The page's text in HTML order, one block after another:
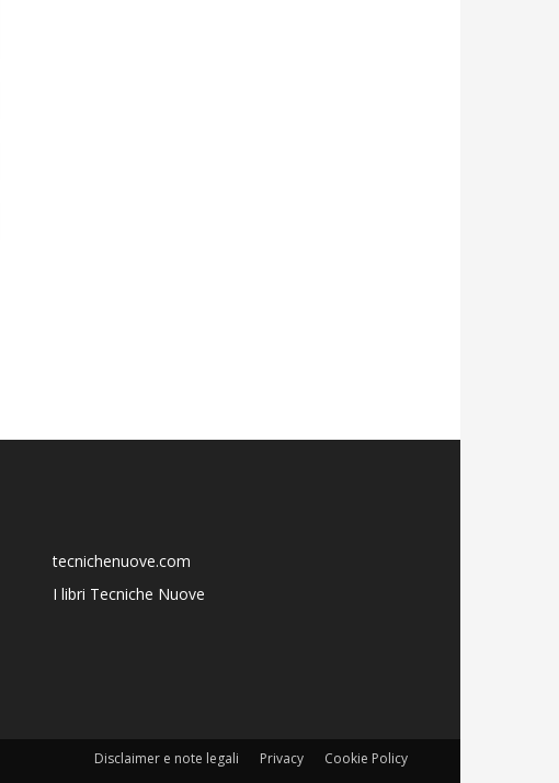
tecnichenuove.com
I libri Tecniche Nuove
Disclaimer e note legali Privacy Cookie Policy